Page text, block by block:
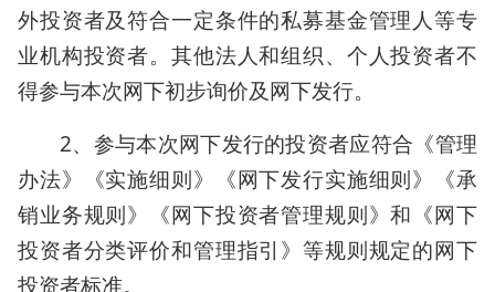
外投资者及符合一定条件的私募基金管理人等专
业机构投资者。其他法人和组织、个人投资者不
得参与本次网下初步询价及网下发行。
2、参与本次网下发行的投资者应符合《管理
办法》《实施细则》《网下发行实施细则》《承
销业务规则》《网下投资者管理规则》和《网下
投资者分类评价和管理指引》等规则规定的网下
投资者标准。